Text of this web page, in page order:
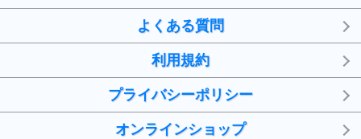
よくある質問
利用規約
プライバシーポリシー
オンラインショップ